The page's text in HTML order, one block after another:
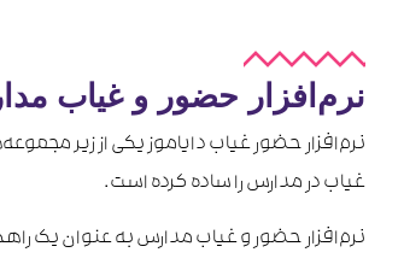
نرم‌افزار حضور و غیاب
نرم‌افزار حضور غیاب دایاموز یکی از زیر
غیاب در مدارس را ساده کرده است.
نرم‌افزار حضور و غیاب مدارس به عنوان یک